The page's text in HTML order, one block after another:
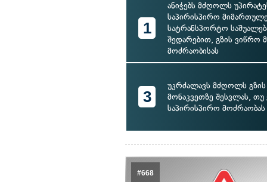
1
ანიჭებს მძღოლს
საპირისპირო
სატრანსპორტო
შედარებით, გზის ვიწრო
მოძრაობისას
3
უკრძალავს მძღოლს
მონაკვეთზე შესვლას, თუ
საპირისპირო მოძრაობას
#668